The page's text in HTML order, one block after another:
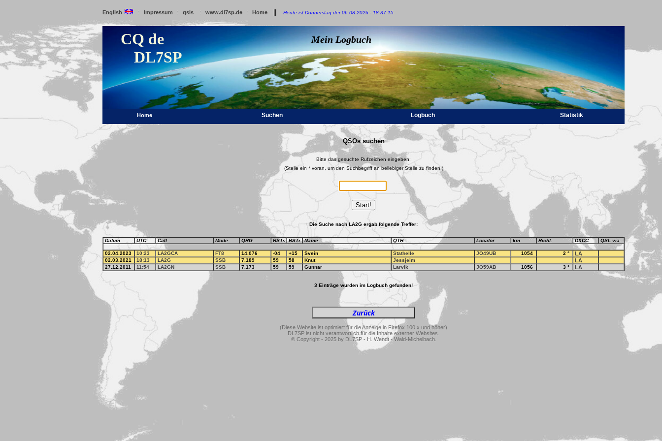
English : Impressum : qsls : www.dl7sp.de : Home Heute ist Donnerstag der 06.08.2026 - 18:37:15
CQ de
DL7SP
Mein Logbuch
Home Suchen Logbuch Statistik
QSOs suchen
Bitte das gesuchte Rufzeichen eingeben:
(Stelle ein * voran, um den Suchbegriff an beliebiger Stelle zu finden!)
Start!
Die Suche nach LA2G ergab folgende Treffer:
Datum UTC Call Mode QRG RSTs RSTr Name QTH Locator km Richt. DXCC QSL via
02.04.2023 10:23 LA2GCA FT8 14.076 -04 +15 Svein Stathelle JO49UB 1054 2 ° LA
02.03.2021 18:13 LA2G SSB 7.189 59 58 Knut Jessjeim LA
27.12.2011 11:54 LA2GN SSB 7.173 59 59 Gunnar Larvik JO59AB 1056 3 ° LA
3 Einträge wurden im Logbuch gefunden!
(Diese Website ist optimiert für die Anzeige in Firefox 100.x und höher)
DL7SP ist nicht verantwortlich für die Inhalte externer Websites.
© Copyright - 2025 by DL7SP - H. Wendt - Wald-Michelbach.